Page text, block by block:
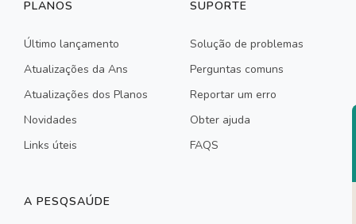
PLANOS
Último lançamento
Atualizações da Ans
Atualizações dos Planos
Novidades
Links úteis
SUPORTE
Solução de problemas
Perguntas comuns
Reportar um erro
Obter ajuda
FAQS
A PESQSAÚDE